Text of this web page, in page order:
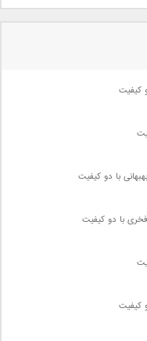
کیفیت
با دو کیفیت
با دو کیفیت
کیفیت